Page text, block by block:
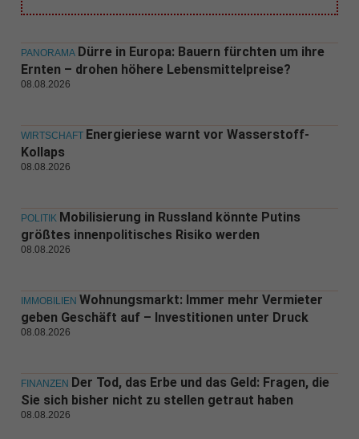
PANORAMA Dürre in Europa: Bauern fürchten um ihre
Ernten – drohen höhere Lebensmittelpreise?
08.08.2026
WIRTSCHAFT Energieriese warnt vor Wasserstoff-
Kollaps
08.08.2026
POLITIK Mobilisierung in Russland könnte Putins
größtes innenpolitisches Risiko werden
08.08.2026
IMMOBILIEN Wohnungsmarkt: Immer mehr Vermieter
geben Geschäft auf – Investitionen unter Druck
08.08.2026
FINANZEN Der Tod, das Erbe und das Geld: Fragen, die
Sie sich bisher nicht zu stellen getraut haben
08.08.2026